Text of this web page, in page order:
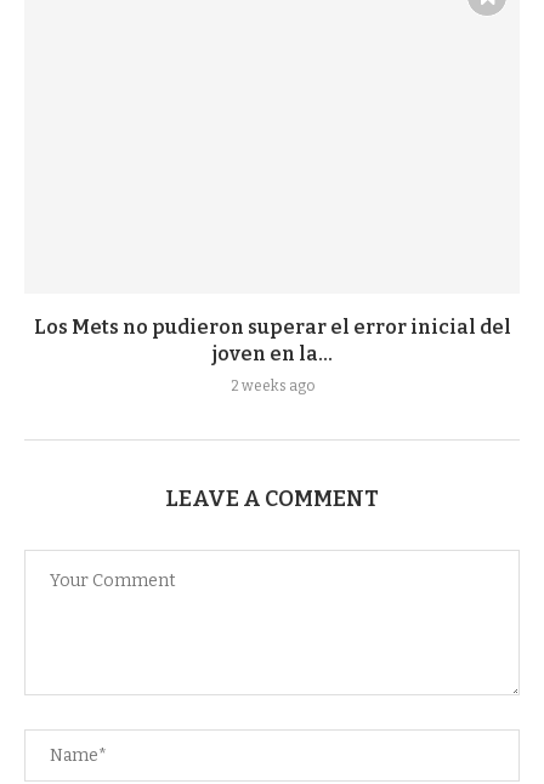
Los Mets no pudieron superar el error inicial del
joven en la...
2 weeks ago
LEAVE A COMMENT